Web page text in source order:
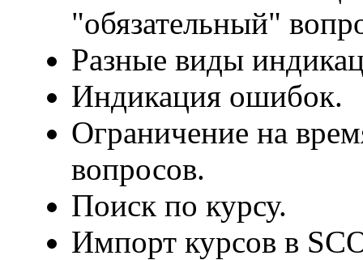
"обязательный"
Разные виды
Индикация ошибок.
Ограничение на
вопросов.
Поиск по курсу.
Импорт курсов в